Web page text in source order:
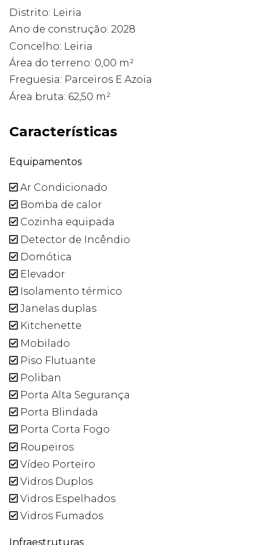
Distrito: Leiria
Ano de construção: 2028
Concelho: Leiria
Área do terreno: 0,00 m²
Freguesia: Parceiros E Azoia
Área bruta: 62,50 m²
Características
Equipamentos
Ar Condicionado
Bomba de calor
Cozinha equipada
Detector de Incêndio
Domótica
Elevador
Isolamento térmico
Janelas duplas
Kitchenette
Mobilado
Piso Flutuante
Poliban
Porta Alta Segurança
Porta Blindada
Porta Corta Fogo
Roupeiros
Vídeo Porteiro
Vidros Duplos
Vidros Espelhados
Vidros Fumados
Infraestruturas